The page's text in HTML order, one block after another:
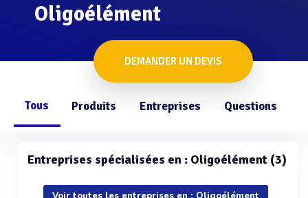
Oligoélément
DEMANDER UN DEVIS
Tous Produits Entreprises Questions
Entreprises spécialisées en : Oligoélément (3)